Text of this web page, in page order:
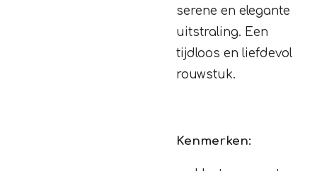
serene en elegante
uitstraling. Een
tijdloos en liefdevol
rouwstuk.
Kenmerken: